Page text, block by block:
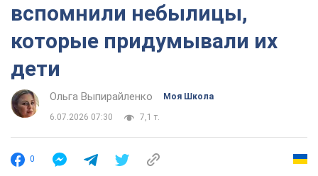
вспомнили небылицы,
которые придумывали их
дети
Ольга Выпирайленко Моя Школа
6.07.2026 07:30 7,1 т.
0